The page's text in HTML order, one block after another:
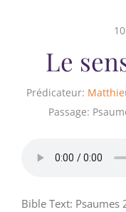
Le
Prédicateur:
Passage:
Bible Text: